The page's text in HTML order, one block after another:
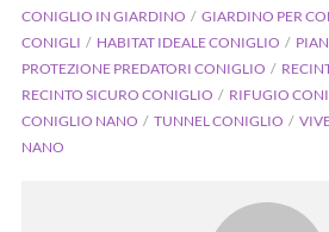
CONIGLIO IN GIARDINO
GIARDINO PER
CONIGLI
HABITAT IDEALE CONIGLIO
PROTEZIONE PREDATORI CONIGLIO
RECINTO SICURO CONIGLIO
RIFUGIO
CONIGLIO NANO
TUNNEL CONIGLIO
NANO